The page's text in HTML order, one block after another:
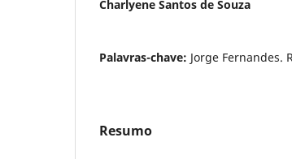
Charlyene Santos de Souza
Palavras-chave: Jorge Fernandes.
Resumo